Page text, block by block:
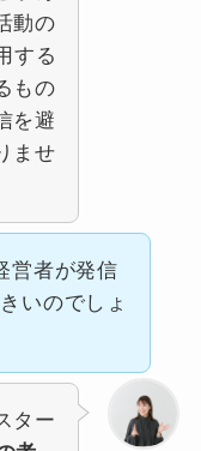
動の
する
もの
を避
ませ
営者が発信
いのでしょ
ター